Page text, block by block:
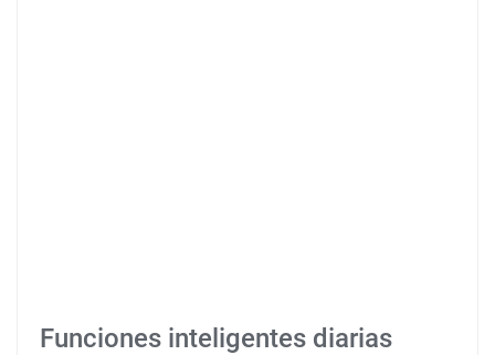
Funciones inteligentes diarias